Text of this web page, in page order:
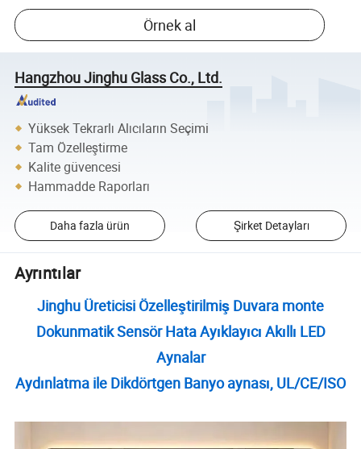
Örnek al
Hangzhou Jinghu Glass Co., Ltd.
Yüksek Tekrarlı Alıcıların Seçimi
Tam Özelleştirme
Kalite güvencesi
Hammadde Raporları
Daha fazla ürün Şirket Detayları
Ayrıntılar
Jinghu Üreticisi Özelleştirilmiş Duvara monte
Dokunmatik Sensör Hata Ayıklayıcı Akıllı LED
Aynalar
Aydınlatma ile Dikdörtgen Banyo aynası, UL/CE/ISO